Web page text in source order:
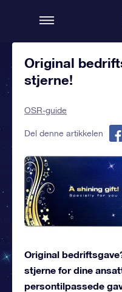
Original
stjerne!
OSR-guide
Del denne artikkelen
Original
stjerne for dine
persontilpassede